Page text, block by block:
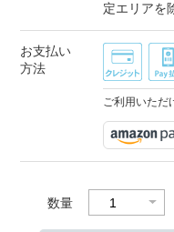
定エリアを
お支払い
方法
ご利用いただ
数量